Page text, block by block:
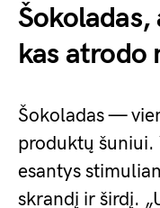
kas atrodo
Šokoladas —
produktų šuniui.
esantys
skrandį ir širdį.